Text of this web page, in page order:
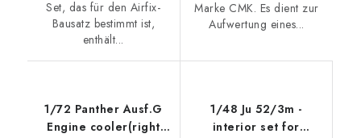
Set, das für den Airfix-
Bausatz bestimmt ist,
enthält...
Marke CMK. Es dient zur
Aufwertung eines...
1/72 Panther Ausf.G
Engine cooler(right
1/48 Ju 52/3m -
interior set for